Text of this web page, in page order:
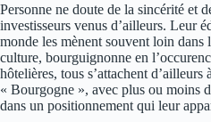
Personne ne doute de la sincérité et
investisseurs venus d’ailleurs. Leur
monde les mènent souvent loin dans
culture, bourguignonne en
hôtelières, tous s’attachent
« Bourgogne », avec plus ou moins
dans un positionnement qui leur